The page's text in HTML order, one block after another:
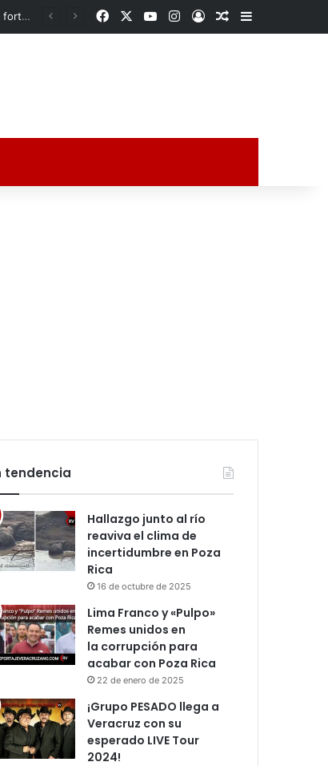
Estudiante de bachillerato resulta gravemente herida tras accidente vial en Álamo; conductor es asegurado FacebookYouTubeInstagram
AccesoPublicación al
Barra lateral
azar
tendencia
Hallazgo junto al río
reaviva el clima de
incertidumbre en Poza
Rica
16 de octubre de 2025
Lima Franco y «Pulpo»
Remes unidos en
la corrupción para
acabar con Poza Rica
22 de enero de 2025
¡Grupo PESADO llega a
Veracruz con su
esperado LIVE Tour
2024!